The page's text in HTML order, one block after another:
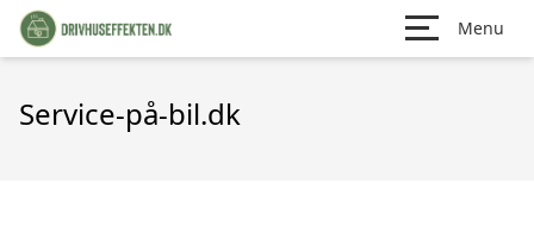
Menu
Service-på-bil.dk